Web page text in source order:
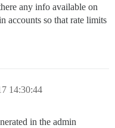
any info available on
accounts so that rate limits
14:30:44
in the admin